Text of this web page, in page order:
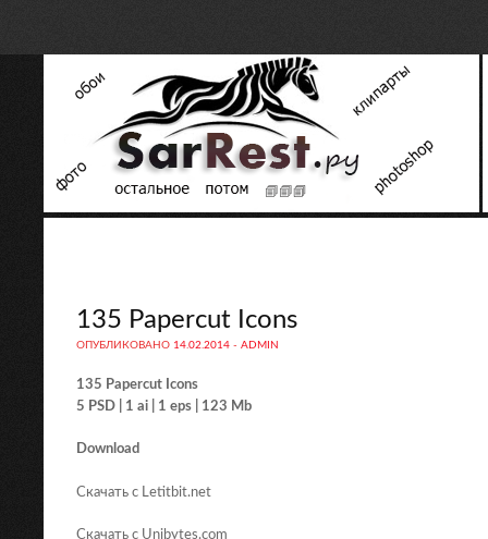
135 Papercut Icons
ОПУБЛИКОВАНО 14.02.2014 - ADMIN
135 Papercut Icons
5 PSD | 1 ai | 1 eps | 123 Mb
Download
Скачать с Letitbit.net
Скачать с Unibytes.com